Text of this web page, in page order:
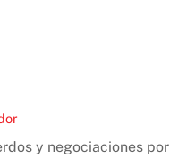
y negociaciones por